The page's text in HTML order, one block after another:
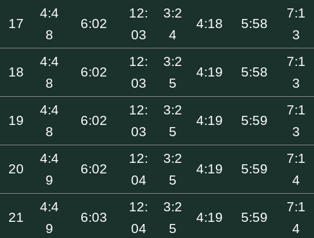
17
4:4
8
6:02
12:
03
3:2
4
4:18 5:58
7:1
3
18
4:4
8
6:02
12:
03
3:2
5
4:19 5:58
7:1
3
19
4:4
8
6:02
12:
03
3:2
5
4:19 5:59
7:1
3
20
4:4
9
6:02
12:
04
3:2
5
4:19 5:59
7:1
4
21
4:4
9
6:03
12:
04
3:2
5
4:19 5:59
7:1
4